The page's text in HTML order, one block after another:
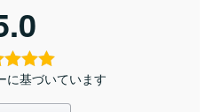
に基づいています